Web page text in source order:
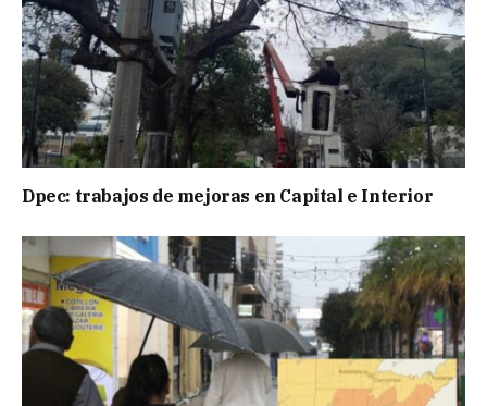
Dpec: trabajos de mejoras en Capital e Interior